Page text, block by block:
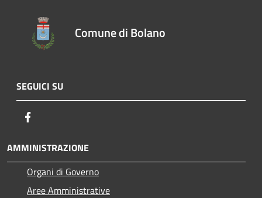
Comune di Bolano
SEGUICI SU
AMMINISTRAZIONE
Organi di Governo
Aree Amministrative